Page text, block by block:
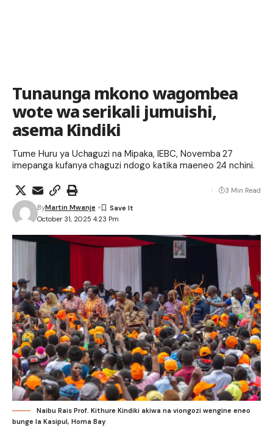
Tunaunga mkono wagombea
wote wa serikali jumuishi,
asema Kindiki
Tume Huru ya Uchaguzi na Mipaka, IEBC, Novemba 27
imepanga kufanya chaguzi ndogo katika maeneo 24 nchini.
October 31, 2025 4:23 Pm
ByMartin Mwanje
3 Min Read
Naibu Rais Prof. Kithure Kindiki akiwa na viongozi wengine eneo
bunge la Kasipul, Homa Bay